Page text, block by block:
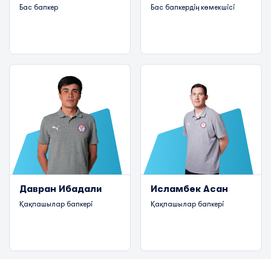
Бас бапкер Бас бапкердің көмекшісі
Давран Ибадали
Қақпашылар бапкері
Исламбек Асан
Қақпашылар бапкері